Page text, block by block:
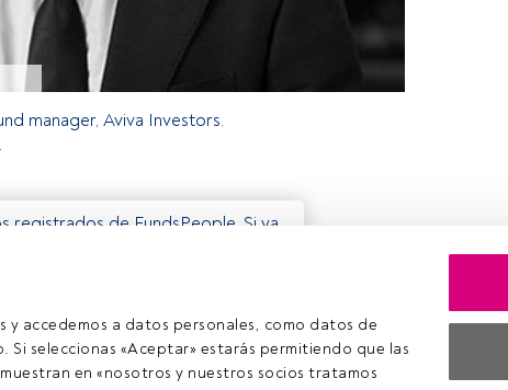
y accedemos a datos personales, como datos de
seleccionas «Aceptar» estarás permitiendo que las
en «nosotros y nuestros socios tratamos
manager, Aviva Investors.
.
registrados de FundsPeople. Si ya
que ofrece FundsPeople.